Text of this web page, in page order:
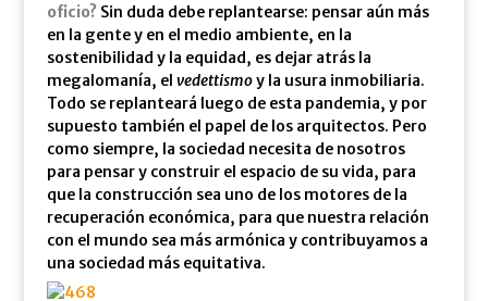
oficio? Sin duda debe replantearse: pensar aún más
en la gente y en el medio ambiente, en la
sostenibilidad y la equidad, es dejar atrás la
megalomanía, el vedettismoy la usura inmobiliaria.
Todo se replanteará luego de esta pandemia, y por
supuesto también el papel de los arquitectos. Pero
como siempre, la sociedad necesita de nosotros
para pensar y construir el espacio de su vida, para
que la construcción sea uno de los motores de la
recuperación económica, para que nuestra relación
con el mundo sea más armónica y contribuyamos a
una sociedad más equitativa.